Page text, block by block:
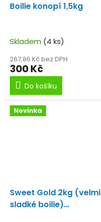
Boilie konopí 1,5kg
Skladem (4 ks)
267,86 Kč bez DPH
300 Kč
Do košíku
Novinka
Sweet Gold 2kg (velmi
sladké boilie)